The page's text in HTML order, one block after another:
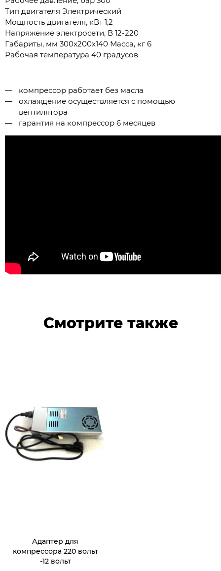
Тип двигателя Электрический
Мощность двигателя, кВт 1,2
Напряжение электросети, В 12-220
Габариты, мм 300x200x140 Масса, кг 6
Рабочая температура 40 градусов
компрессор работает без масла
охлаждение осуществляется с помощью
вентилятора
гарантия на компрессор 6 месяцев
Смотрите также
Адаптер для
компрессора 220 вольт
-12 вольт